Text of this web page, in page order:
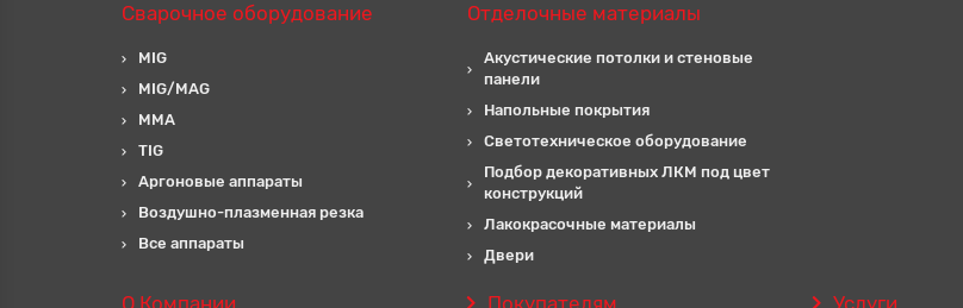
Сварочное оборудование
MIG
MIG/MAG
MMA
TIG
Аргоновые аппараты
Воздушно-плазменная резка
Все аппараты
Отделочные материалы
Акустические потолки и стеновые
панели
Напольные покрытия
Светотехническое оборудование
Подбор декоративных ЛКМ под цвет
конструкций
Лакокрасочные материалы
Двери
О Компании Покупателям Услуги